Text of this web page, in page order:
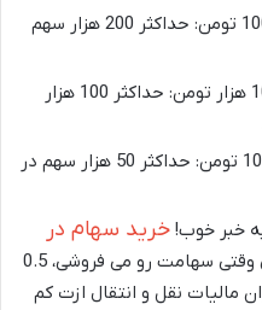
سهم های 501 تا 1000 تومن: حداکثر 200 هزار سهم
سهم های 1001 تا 10 هزار تومن: حداکثر 100 هزار
سهم های بالای 10001 تومن: حداکثر 50 هزار سهم در
خبر خوب! خرید سهام در
اصلاً مالیات نداره. ولی وقتی سهامت رو می فروشی، 0.5
مالیات نقل و انتقال ازت کم